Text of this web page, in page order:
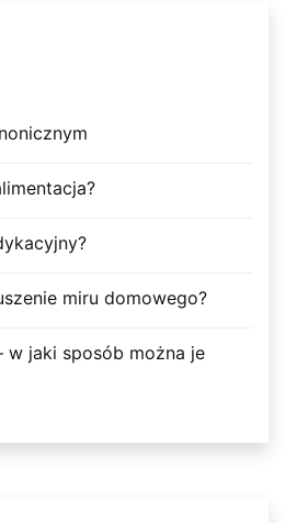
miru domowego?
w jaki sposób można je